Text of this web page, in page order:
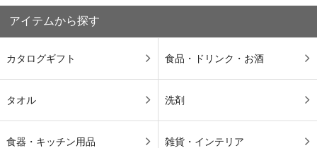
アイテムから探す
カタログギフト 食品・ドリンク・お酒
タオル 洗剤
食器・キッチン用品 雑貨・インテリア